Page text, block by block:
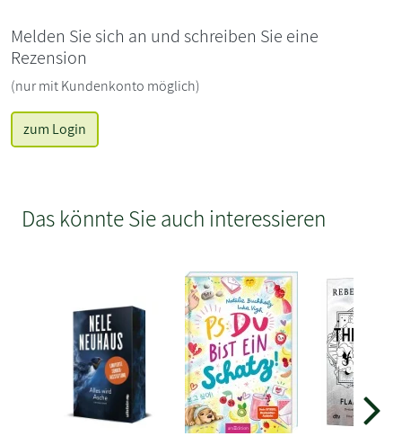
Melden Sie sich an und schreiben Sie eine
Rezension
(nur mit Kundenkonto möglich)
zum Login
Das könnte Sie auch interessieren